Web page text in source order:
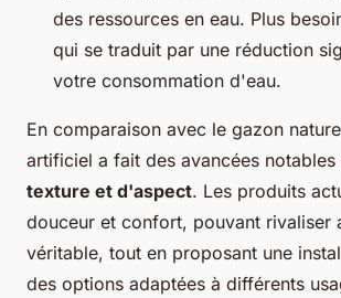
des ressources en eau. Plus
qui se traduit par une réduction
votre consommation d'eau.
En comparaison avec le gazon
artificiel a fait des avancées notables
texture et d'aspect. Les produits
douceur et confort, pouvant rivaliser
véritable, tout en proposant une
des options adaptées à différents